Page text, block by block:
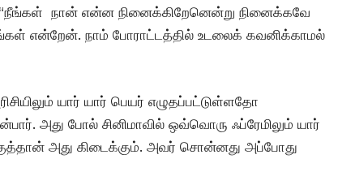
நான் என்ன நினைக்கிறேனென்று நினைக்கவே
என்றேன். நாம் போராட்டத்தில் உடலைக் கவனிக்காமல்
யார் யார் பெயர் எழுதப்பட்டுள்ளதோ
அது போல் சினிமாவில் ஒவ்வொரு ஃப்ரேமிலும் யார்
அது கிடைக்கும். அவர் சொன்னது அப்போது